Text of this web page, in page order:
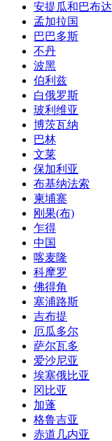
安提瓜和巴布达
孟加拉国
巴巴多斯
不丹
波黑
伯利兹
白俄罗斯
玻利维亚
博茨瓦纳
巴林
文莱
保加利亚
布基纳法索
柬埔寨
刚果(布)
乍得
中国
喀麦隆
科摩罗
佛得角
塞浦路斯
吉布提
厄瓜多尔
萨尔瓦多
爱沙尼亚
埃塞俄比亚
冈比亚
加蓬
格鲁吉亚
赤道几内亚